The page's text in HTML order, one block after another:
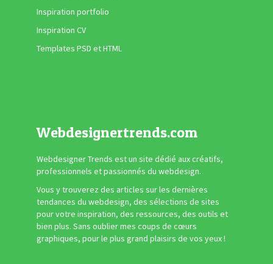
Inspiration portfolio
Inspiration CV
Templates PSD et HTML
Webdesignertrends.com
Webdesigner Trends est un site dédié aux créatifs,
professionnels et passionnés du webdesign.
Vous y trouverez des articles sur les dernières
tendances du webdesign, des sélections de sites
pour votre inspiration, des ressources, des outils et
bien plus. Sans oublier mes coups de cœurs
graphiques, pour le plus grand plaisirs de vos yeux !